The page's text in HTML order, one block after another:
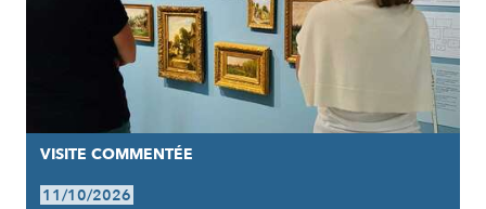
VISITE COMMENTÉE
11/10/2026